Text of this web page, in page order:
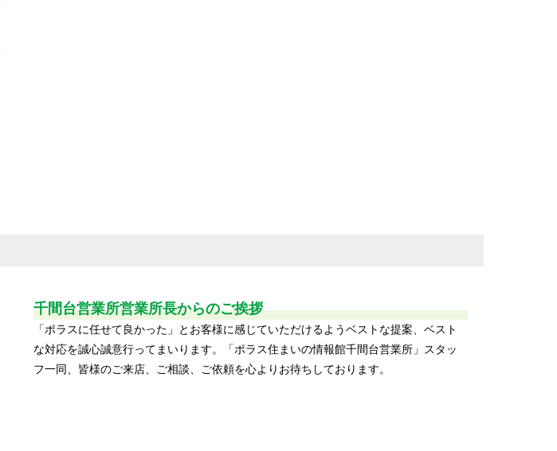
千間台営業所営業所長からのご挨拶
「ポラスに任せて良かった」とお客様に感じていただけるようベストな提案、ベスト
な対応を誠心誠意行ってまいります。「ポラス住まいの情報館千間台営業所」スタッ
フ一同、皆様のご来店、ご相談、ご依頼を心よりお待ちしております。